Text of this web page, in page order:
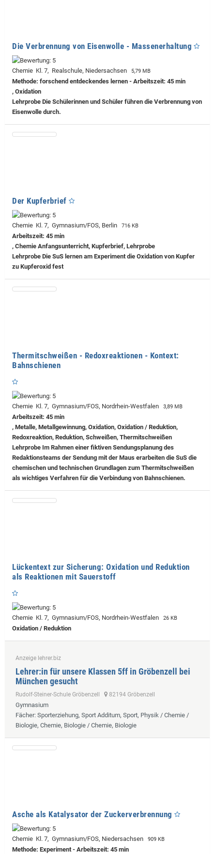
Die Verbrennung von Eisenwolle - Massenerhaltung
Chemie Kl. 7, Realschule, Niedersachsen 5,79 MB
Methode: forschend entdeckendes lernen - Arbeitszeit: 45 min
, Oxidation
Lehrprobe Die Schülerinnen und Schüler führen die Verbrennung von
Eisenwolle durch.
Der Kupferbrief
Chemie Kl. 7, Gymnasium/FOS, Berlin 716 KB
Arbeitszeit: 45 min
, Chemie Anfangsunterricht, Kupferbrief, Lehrprobe
Lehrprobe Die SuS lernen am Experiment die Oxidation von Kupfer
zu Kupferoxid fest
Thermitschweißen - Redoxreaktionen - Kontext:
Bahnschienen
Chemie Kl. 7, Gymnasium/FOS, Nordrhein-Westfalen 3,89 MB
Arbeitszeit: 45 min
, Metalle, Metallgewinnung, Oxidation, Oxidation / Reduktion,
Redoxreaktion, Reduktion, Schweißen, Thermitschweißen
Lehrprobe Im Rahmen einer fiktiven Sendungsplanung des
Redaktionsteams der Sendung mit der Maus erarbeiten die SuS die
chemischen und technischen Grundlagen zum Thermitschweißen
als wichtiges Verfahren für die Verbindung von Bahnschienen.
Lückentext zur Sicherung: Oxidation und Reduktion
als Reaktionen mit Sauerstoff
Chemie Kl. 7, Gymnasium/FOS, Nordrhein-Westfalen 26 KB
Oxidation / Reduktion
Anzeige lehrer.biz
Lehrer:in für unsere Klassen 5ff in Gröbenzell bei
München gesucht
Rudolf-Steiner-Schule Gröbenzell 82194 Gröbenzell
Gymnasium
Fächer: Sporterziehung, Sport Additum, Sport, Physik / Chemie /
Biologie, Chemie, Biologie / Chemie, Biologie
Asche als Katalysator der Zuckerverbrennung
Chemie Kl. 7, Gymnasium/FOS, Niedersachsen 909 KB
Methode: Experiment - Arbeitszeit: 45 min